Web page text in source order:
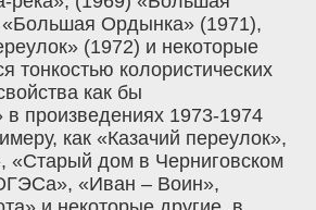
Ордынка» (1971),
(1972) и некоторые
тонкостью колористических
как бы
в произведениях 1973-1974
как «Казачий переулок»,
«Старый дом в Черниговском
«Иван – Воин»,